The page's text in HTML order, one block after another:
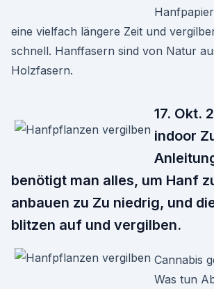
eine vielfach längere Zeit und
schnell. Hanffasern sind von Natur
Holzfasern.
17. Okt.
indoor
benötigt man alles, um Hanf
anbauen zu Zu niedrig, und
blitzen auf und vergilben.
Cannabis
Was tun